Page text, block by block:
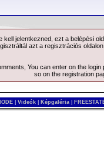
kell jelentkezned, ezt a belépési
azt a regisztrációs
You can enter on the login
so on the registration
Videók Képgaléria